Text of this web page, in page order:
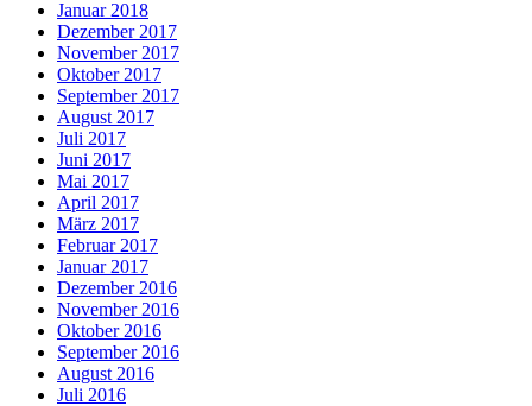
Januar 2018
Dezember 2017
November 2017
Oktober 2017
September 2017
August 2017
Juli 2017
Juni 2017
Mai 2017
April 2017
März 2017
Februar 2017
Januar 2017
Dezember 2016
November 2016
Oktober 2016
September 2016
August 2016
Juli 2016